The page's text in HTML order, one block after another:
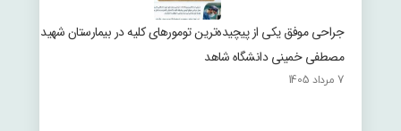
جراحی موفق یکی از پیچیده‌ترین تومورهای کلیه در بیمارستان شهید
مصطفی خمینی دانشگاه شاهد
7 مرداد 1405